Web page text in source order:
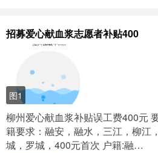
招募爱心献血浆志愿者补贴400
图1
柳州爱心献血浆补贴误工费400元
籍要求：融安，融水，三江，柳江
城，罗城，400元首次 户籍:融…